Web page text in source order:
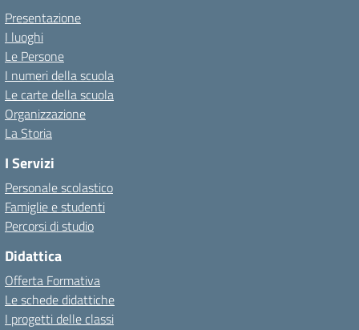
Presentazione
I luoghi
Le Persone
I numeri della scuola
Le carte della scuola
Organizzazione
La Storia
I Servizi
Personale scolastico
Famiglie e studenti
Percorsi di studio
Didattica
Offerta Formativa
Le schede didattiche
I progetti delle classi